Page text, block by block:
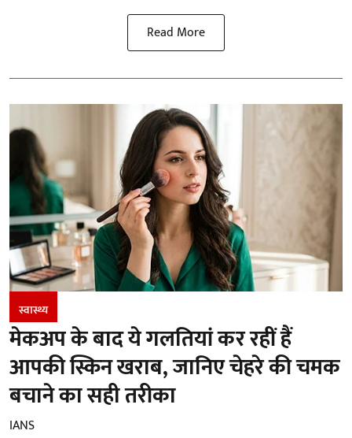
Read More
स्वास्थ्य
मेकअप के बाद ये गलतियां कर रहीं हैं
आपकी स्किन खराब, जानिए चेहरे की चमक
बचाने का सही तरीका
IANS